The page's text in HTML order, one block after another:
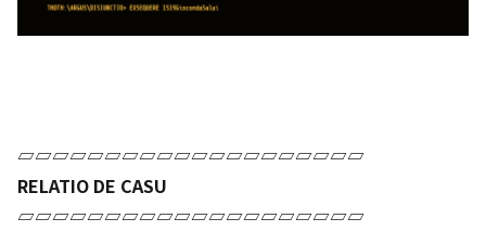
▱▱▱▱▱▱▱▱▱▱▱▱▱▱▱▱▱▱▱▱
RELATIO DE CASU
▱▱▱▱▱▱▱▱▱▱▱▱▱▱▱▱▱▱▱▱